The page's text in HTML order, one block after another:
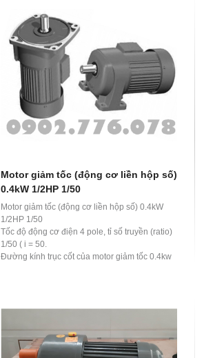
Motor giảm tốc (động cơ liền hộp số)
0.4kW 1/2HP 1/50
Motor giảm tốc (động cơ liền hộp số) 0.4kW
1/2HP 1/50
Tốc độ động cơ điện 4 pole, tỉ số truyền (ratio)
1/50 ( i = 50.
Đường kính trục cốt của motor giảm tốc 0.4kw